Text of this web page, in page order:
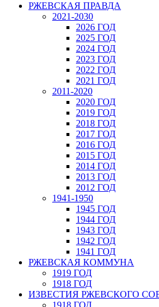
РЖЕВСКАЯ ПРАВДА
2021-2030
2026 ГОД
2025 ГОД
2024 ГОД
2023 ГОД
2022 ГОД
2021 ГОД
2011-2020
2020 ГОД
2019 ГОД
2018 ГОД
2017 ГОД
2016 ГОД
2015 ГОД
2014 ГОД
2013 ГОД
2012 ГОД
1941-1950
1945 ГОД
1944 ГОД
1943 ГОД
1942 ГОД
1941 ГОД
РЖЕВСКАЯ КОММУНА
1919 ГОД
1918 ГОД
ИЗВЕСТИЯ РЖЕВСКОГО
1918 ГОД